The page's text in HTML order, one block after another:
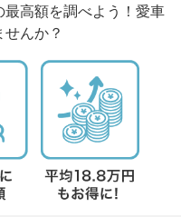
高額を調べよう！愛車
んか？